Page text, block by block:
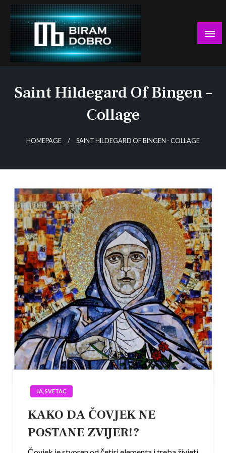
Skip
content
Saint Hildegard Of Bingen –
Collage
HOMEPAGE SAINT HILDEGARD OF BINGEN - COLLAGE
JA, SVETAC
KAKO DA ČOVJEK NE
POSTANE ZVIJER!?